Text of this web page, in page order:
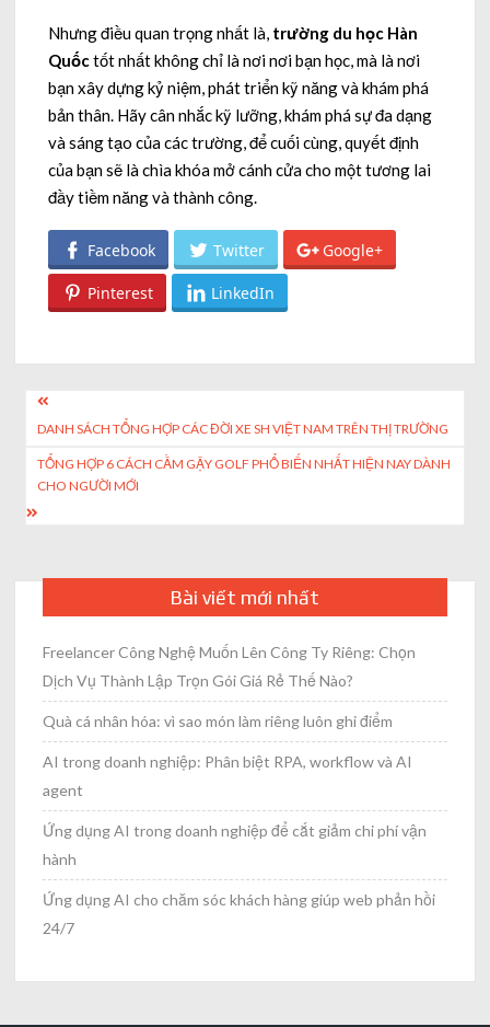
Nhưng điều quan trọng nhất là, trường du học Hàn
Quốctốt nhất không chỉ là nơi nơi bạn học, mà là nơi
bạn xây dựng kỷ niệm, phát triển kỹ năng và khám phá
bản thân. Hãy cân nhắc kỹ lưỡng, khám phá sự đa dạng
và sáng tạo của các trường, để cuối cùng, quyết định
của bạn sẽ là chìa khóa mở cánh cửa cho một tương lai
đầy tiềm năng và thành công.
Facebook Twitter Google+
Pinterest LinkedIn
Post
navigation
DANH SÁCH TỔNG HỢP CÁC ĐỜI XE SH VIỆT NAM TRÊN THỊ TRƯỜNG
TỔNG HỢP 6 CÁCH CẦM GẬY GOLF PHỔ BIẾN NHẤT HIỆN NAY DÀNH
CHO NGƯỜI MỚI
Bài viết mới nhất
Freelancer Công Nghệ Muốn Lên Công Ty Riêng: Chọn
Dịch Vụ Thành Lập Trọn Gói Giá Rẻ Thế Nào?
Quà cá nhân hóa: vì sao món làm riêng luôn ghi điểm
AI trong doanh nghiệp: Phân biệt RPA, workflow và AI
agent
Ứng dụng AI trong doanh nghiệp để cắt giảm chi phí vận
hành
Ứng dụng AI cho chăm sóc khách hàng giúp web phản hồi
24/7